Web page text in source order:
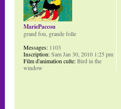
MariePaccou
grand fou, grande folle
Messages: 1103
Inscription:Sam Jan 30, 2010 1:25 pm
Film d'animation culte:Bird in the
window